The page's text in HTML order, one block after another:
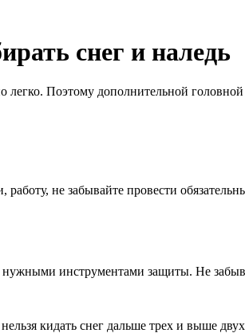
снег и наледь
Поэтому дополнительной
не забывайте провести
инструментами защиты. Не
кидать снег дальше трех и выше